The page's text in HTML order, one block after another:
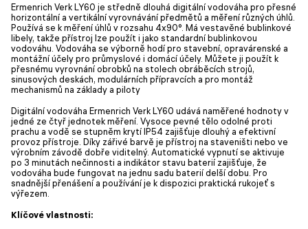
Ermenrich Verk LY60 je středně dlouhá digitální vodováha pro přesné
horizontální a vertikální vyrovnávání předmětů a měření různých úhlů.
Používá se k měření úhlů v rozsahu 4x90°. Má vestavěné bublinkové
libely, takže přístroj lze použít i jako standardní bublinkovou
vodováhu. Vodováha se výborně hodí pro stavební, opravárenské a
montážní účely pro průmyslové i domácí účely. Můžete ji použít k
přesnému vyrovnání obrobků na stolech obráběcích strojů,
sinusových deskách, modulárních přípravcích a pro montáž
mechanismů na základy a piloty
Digitální vodováha Ermenrich Verk LY60 udává naměřené hodnoty v
jedné ze čtyř jednotek měření. Vysoce pevné tělo odolné proti
prachu a vodě se stupněm krytí IP54 zajišťuje dlouhý a efektivní
provoz přístroje. Díky zářivé barvě je přístroj na staveništi nebo ve
výrobním závodě dobře viditelný. Automatické vypnutí se aktivuje
po 3 minutách nečinnosti a indikátor stavu baterií zajišťuje, že
vodováha bude fungovat na jednu sadu baterií delší dobu. Pro
snadnější přenášení a používání je k dispozici praktická rukojeť s
výřezem.
Klíčové vlastnosti: